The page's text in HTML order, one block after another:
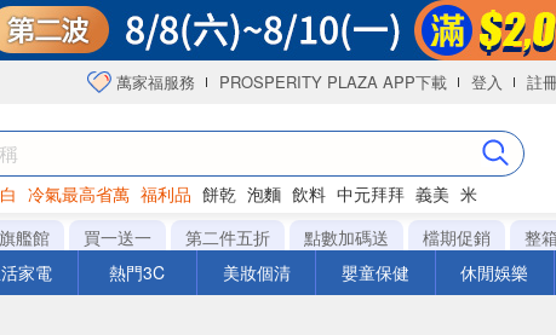
萬家福服務 PROSPERITY PLAZA APP下載 登入 註
冷氣最高省萬 福利品 餅乾 泡麵 飲料 中元拜拜 義美 米
艦館 買一送一 第二件五折 點數加碼送 檔期促銷 整
家電 熱門3C 美妝個清 嬰童保健 休閒娛樂